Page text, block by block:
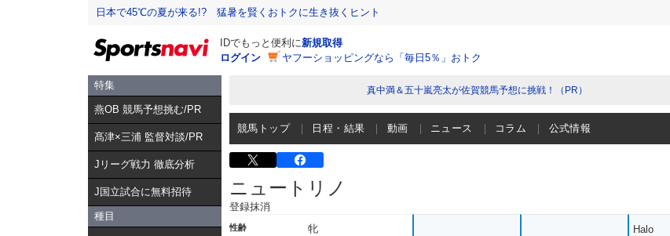
日本で45℃の夏が来る!? 猛暑を賢くおトクに生き抜くヒント
IDでもっと便利に新規取得
ログイン
ヤフーショッピングなら「毎日5％」おトク
特集
燕OB 競馬予想挑む/PR
髙津×三浦 監督対談/PR
Jリーグ戦力 徹底分析
J国立試合に無料招待
種目
真中満＆五十嵐亮太が佐賀競馬予想に挑戦！（PR）
競馬トップ 日程・結果 動画 ニュース コラム 公式情報
ニュートリノ
登録抹消
性齢 牝 Halo